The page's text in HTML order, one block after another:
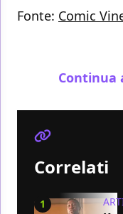
Fonte: Comic
Continua
Correlati
1